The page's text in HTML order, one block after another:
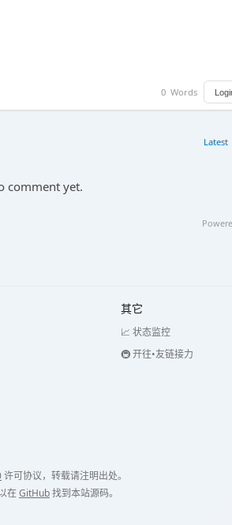
0 Words
Latest
comment yet.
其它
📈 状态监控
🚇 开往•友链接力
许可协议，转载请注明出处。
在GitHub找到本站源码。